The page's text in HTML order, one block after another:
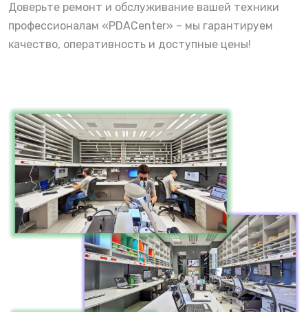
Доверьте ремонт и обслуживание вашей техники
профессионалам «PDACenter» – мы гарантируем
качество, оперативность и доступные цены!